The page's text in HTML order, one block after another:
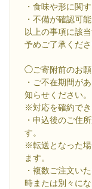
・食味や形に関
・不備が確認可
以上の事項に該
予めご了承くださ
◯ご寄附前のお
・ご不在期間が
知らせください。
※対応を確約でき
・申込後のご住
す。
※転送となった場
ます。
・複数ご注文い
時または別々に